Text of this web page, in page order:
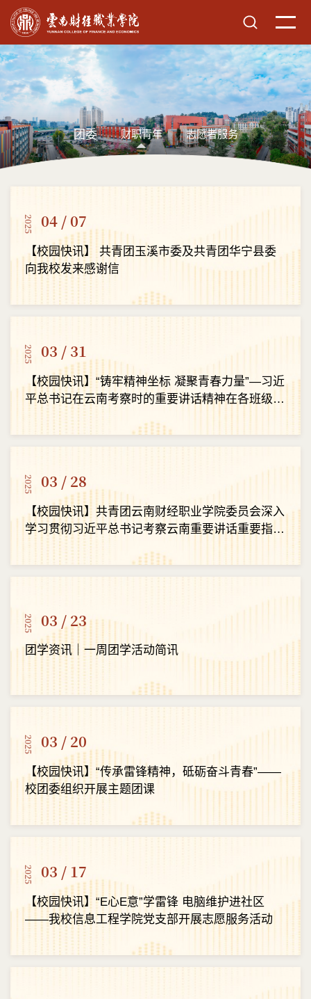
团委 财职青年 志愿者服务
2025 04 / 07
【校园快讯】 共青团玉溪市委及共青团华宁县委
向我校发来感谢信
2025 03 / 31
【校园快讯】“铸牢精神坐标 凝聚青春力量”—习近
平总书记在云南考察时的重要讲话精神在各班级团
支部中引发热烈反响
2025 03 / 28
【校园快讯】共青团云南财经职业学院委员会深入
学习贯彻习近平总书记考察云南重要讲话重要指示
2025 03 / 23
团学资讯｜一周团学活动简讯
2025 03 / 20
【校园快讯】“传承雷锋精神，砥砺奋斗青春”——
校团委组织开展主题团课
2025 03 / 17
【校园快讯】“E心E意”学雷锋 电脑维护进社区
——我校信息工程学院党支部开展志愿服务活动